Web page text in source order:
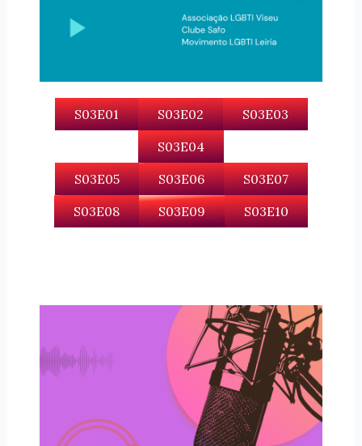
S03E01 S03E02
S03E03
S03E04
S03E05
S03E06
S03E07
S03E08
S03E09 S03E10